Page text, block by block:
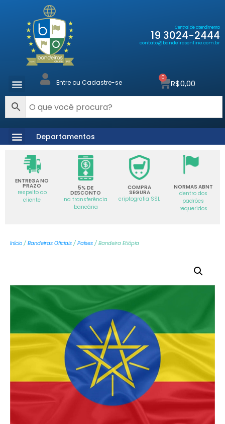
Central de atendimento
19 3024-2444
contato@bandeirasonline.com.br
Entre ou Cadastre-se R$0,00
0
Departamentos
ENTREGA NO
PRAZO
respeito ao
cliente
5% DE
DESCONTO
na transferência
bancária
COMPRA
SEGURA
criptografia SSL
NORMAS ABNT
dentro dos
padrões
requeridos
Início / Bandeiras Oficiais / Países / Bandeira Etiópia